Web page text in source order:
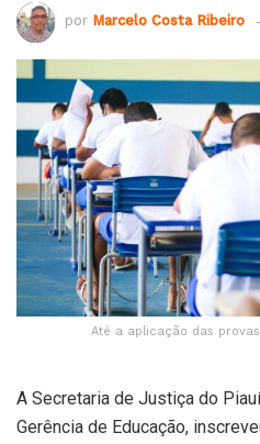
por Marcelo Costa Ribeiro
Até a aplicação das
A Secretaria de Justiça do
Gerência de Educação,